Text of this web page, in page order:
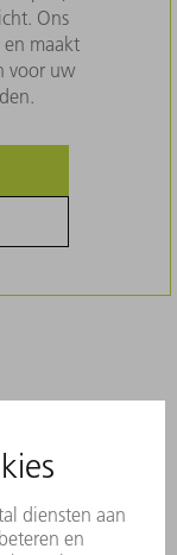
Ons
maakt
voor uw